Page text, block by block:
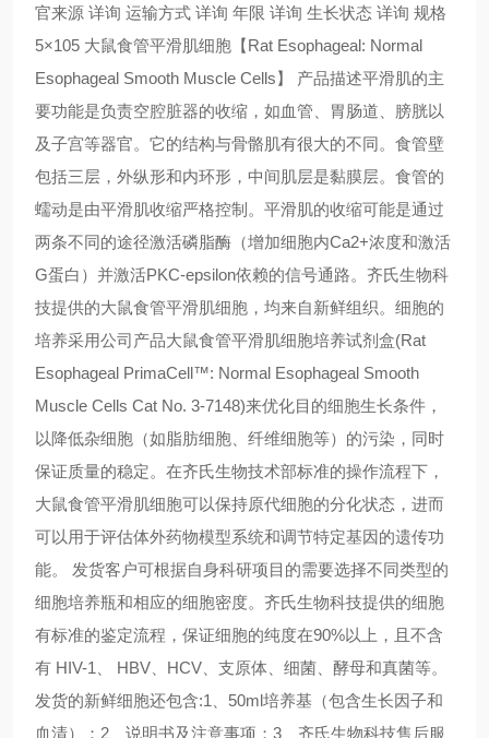
官来源 详询 运输方式 详询 年限 详询 生长状态 详询 规格
5×105 大鼠食管平滑肌细胞【Rat Esophageal: Normal
Esophageal Smooth Muscle Cells】 产品描述平滑肌的主
要功能是负责空腔脏器的收缩，如血管、胃肠道、膀胱以
及子宫等器官。它的结构与骨骼肌有很大的不同。食管壁
包括三层，外纵形和内环形，中间肌层是黏膜层。食管的
蠕动是由平滑肌收缩严格控制。平滑肌的收缩可能是通过
两条不同的途径激活磷脂酶（增加细胞内Ca2+浓度和激活
G蛋白）并激活PKC-epsilon依赖的信号通路。齐氏生物科
技提供的大鼠食管平滑肌细胞，均来自新鲜组织。细胞的
培养采用公司产品大鼠食管平滑肌细胞培养试剂盒(Rat
Esophageal PrimaCell™: Normal Esophageal Smooth
Muscle Cells Cat No. 3-7148)来优化目的细胞生长条件，
以降低杂细胞（如脂肪细胞、纤维细胞等）的污染，同时
保证质量的稳定。在齐氏生物技术部标准的操作流程下，
大鼠食管平滑肌细胞可以保持原代细胞的分化状态，进而
可以用于评估体外药物模型系统和调节特定基因的遗传功
能。 发货客户可根据自身科研项目的需要选择不同类型的
细胞培养瓶和相应的细胞密度。齐氏生物科技提供的细胞
有标准的鉴定流程，保证细胞的纯度在90%以上，且不含
有 HIV-1、 HBV、HCV、支原体、细菌、酵母和真菌等。
发货的新鲜细胞还包含:1、50ml培养基（包含生长因子和
血清）；2、说明书及注意事项；3、齐氏生物科技售后服